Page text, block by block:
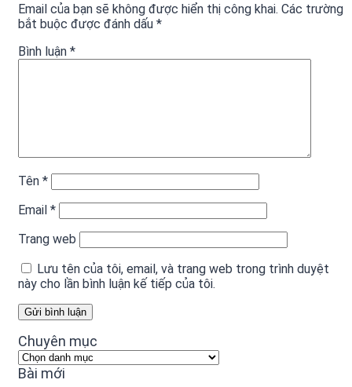
Email của bạn sẽ không được hiển thị công khai. Các trường
bắt buộc được đánh dấu *
Bình luận *
Tên *
Email *
Trang web
Lưu tên của tôi, email, và trang web trong trình duyệt
này cho lần bình luận kế tiếp của tôi.
Chuyên mục
Chuyên
mục
Bài mới